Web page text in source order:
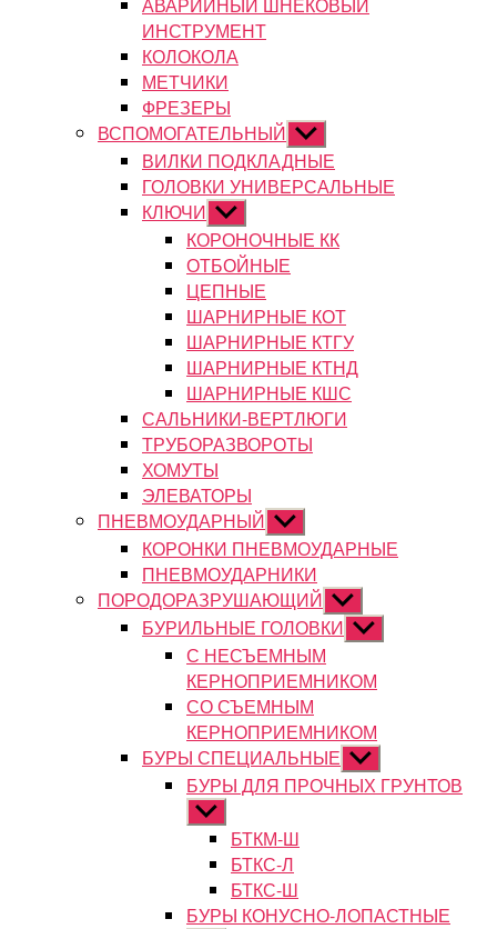
ИНСТРУМЕНТ
КОЛОКОЛА
МЕТЧИКИ
ФРЕЗЕРЫ
ВСПОМОГАТЕЛЬНЫЙ Показывать
подменю
ВИЛКИ ПОДКЛАДНЫЕ
ГОЛОВКИ УНИВЕРСАЛЬНЫЕ
КЛЮЧИ Показывать
подменю
КОРОНОЧНЫЕ КК
ОТБОЙНЫЕ
ЦЕПНЫЕ
ШАРНИРНЫЕ КОТ
ШАРНИРНЫЕ КТГУ
ШАРНИРНЫЕ КТНД
ШАРНИРНЫЕ КШС
САЛЬНИКИ-ВЕРТЛЮГИ
ТРУБОРАЗВОРОТЫ
ХОМУТЫ
ЭЛЕВАТОРЫ
ПНЕВМОУДАРНЫЙ Показывать
подменю
КОРОНКИ ПНЕВМОУДАРНЫЕ
ПНЕВМОУДАРНИКИ
ПОРОДОРАЗРУШАЮЩИЙ Показывать
подменю
БУРИЛЬНЫЕ ГОЛОВКИ Показывать
подменю
С НЕСЪЕМНЫМ
КЕРНОПРИЕМНИКОМ
СО СЪЕМНЫМ
КЕРНОПРИЕМНИКОМ
БУРЫ СПЕЦИАЛЬНЫЕ Показывать
подменю
БУРЫ ДЛЯ ПРОЧНЫХ ГРУНТОВ
Показывать
подменюБТКМ-Ш
БТКС-Л
БТКС-Ш
БУРЫ КОНУСНО-ЛОПАСТНЫЕ